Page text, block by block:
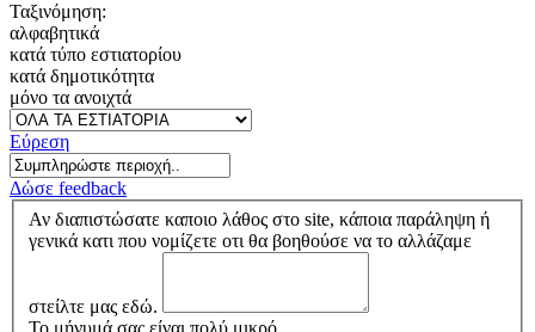
Ταξινόμηση:
αλφαβητικά
κατά τύπο εστιατορίου
κατά δημοτικότητα
μόνο τα ανοιχτά
Εύρεση
Δώσε feedback
Αν διαπιστώσατε καποιο λάθος στο site, κάποια παράληψη ή
γενικά κατι που νομίζετε οτι θα βοηθούσε να το αλλάζαμε
στείλτε μας εδώ.
Το μήνυμά σας είναι πολύ μικρό.